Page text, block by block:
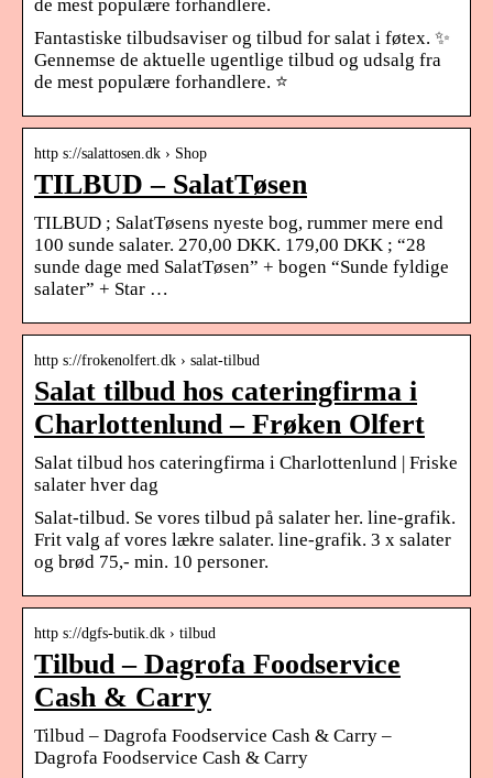
de mest populære forhandlere.
Fantastiske tilbudsaviser og tilbud for salat i føtex. ✨
Gennemse de aktuelle ugentlige tilbud og udsalg fra
de mest populære forhandlere. ⭐
http s://salattosen.dk › Shop
TILBUD – SalatTøsen
TILBUD ; SalatTøsens nyeste bog, rummer mere end
100 sunde salater. 270,00 DKK. 179,00 DKK ; “28
sunde dage med SalatTøsen” + bogen “Sunde fyldige
salater” + Star …
http s://frokenolfert.dk › salat-tilbud
Salat tilbud hos cateringfirma i
Charlottenlund – Frøken Olfert
Salat tilbud hos cateringfirma i Charlottenlund | Friske
salater hver dag
Salat-tilbud. Se vores tilbud på salater her. line-grafik.
Frit valg af vores lækre salater​. line-grafik. 3 x salater
og brød 75,- min. 10 personer.
http s://dgfs-butik.dk › tilbud
Tilbud – Dagrofa Foodservice
Cash & Carry
Tilbud – Dagrofa Foodservice Cash & Carry –
Dagrofa Foodservice Cash & Carry